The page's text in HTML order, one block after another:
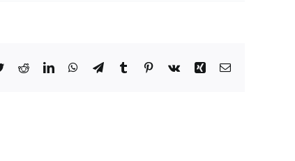
TwitterRedditLinkedInWhatsApp
TelegramTumblr Pinterest
Vk Xing Email